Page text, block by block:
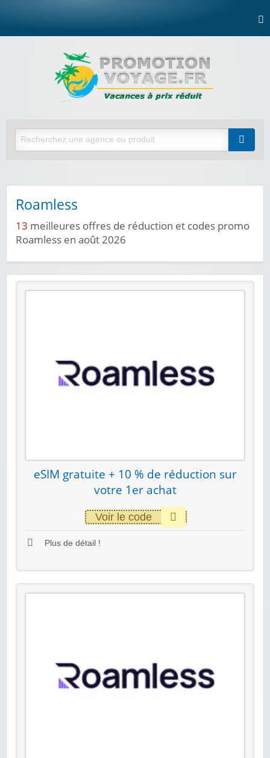
Roamless
13 meilleures offres de réduction et codes promo
Roamless en août 2026
eSIM gratuite + 10 % de réduction sur
votre 1er achat
Voir le code
Plus de détail !